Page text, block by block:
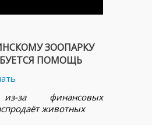
ЗООПАРКУ
ПОМОЩЬ
за финансовых
животных